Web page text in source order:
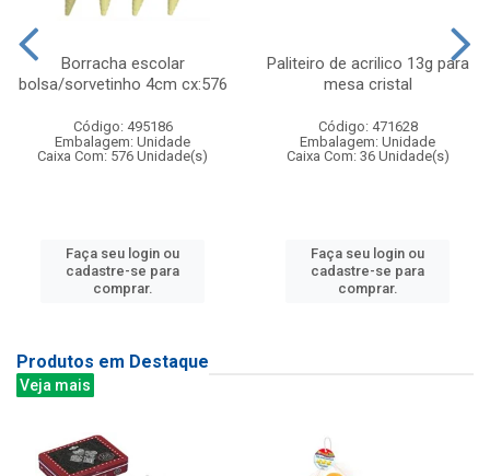
Borracha escolar
bolsa/sorvetinho 4cm cx:576
Código: 495186
Embalagem: Unidade
Caixa Com: 576 Unidade(s)
Faça seu login ou
cadastre-se para
comprar.
Paliteiro de acrilico 13g para
mesa cristal
Código: 471628
Embalagem: Unidade
Caixa Com: 36 Unidade(s)
Faça seu login ou
cadastre-se para
comprar.
Produtos em Destaque
Veja mais